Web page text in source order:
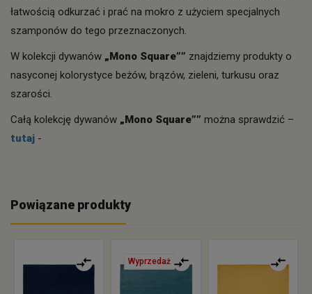
łatwością odkurzać i prać na mokro z użyciem specjalnych
szamponów do tego przeznaczonych.
W kolekcji dywanów „Mono Square”” znajdziemy produkty o
nasyconej kolorystyce beżów, brązów, zieleni, turkusu oraz
szarości.
Całą kolekcję dywanów „Mono Square”” można sprawdzić –
tutaj -
Powiązane produkty
Wyprzedaż